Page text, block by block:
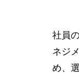
社員
ネジ
め、